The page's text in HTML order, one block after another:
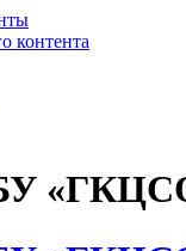
контента